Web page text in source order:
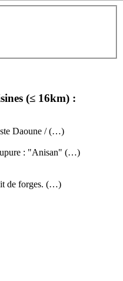
(≤ 16km) :
Daoune / (…)
: "Anisan" (…)
de forges. (…)